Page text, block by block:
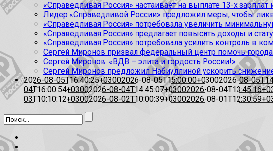
«Справедливая Россия» настаивает на выплате 13-х зарплат
Лидер «Справедливой России» предложил меры, чтобы
«Справедливая Россия» потребовала увеличить
«Справедливая Россия» предлагает повысить доходы и
«Справедливая Россия» потребовала усилить контроль в
Сергей Миронов призвал федеральный центр помочь
Сергей Миронов: «ВДВ – элита и гордость России!»
Сергей Миронов предложил Набиуллиной ускорить
2026-08-05T16:40:25+03002026-08-05T15:00:00+03002026-08-
04T16:00:54+03002026-08-04T14:45:07+03002026-08-
03T10:10:12+03002026-08-02T10:00:39+03002026-08-